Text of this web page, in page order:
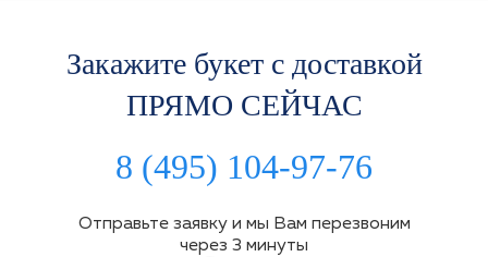
Закажите букет с доставкой
ПРЯМО СЕЙЧАС
8 (495) 104-97-76
Отправьте заявку и мы Вам перезвоним
через 3 минуты